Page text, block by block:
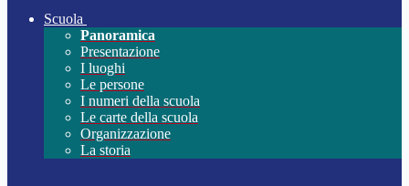
Scuola
Panoramica
Presentazione
I luoghi
Le persone
I numeri della scuola
Le carte della scuola
Organizzazione
La storia